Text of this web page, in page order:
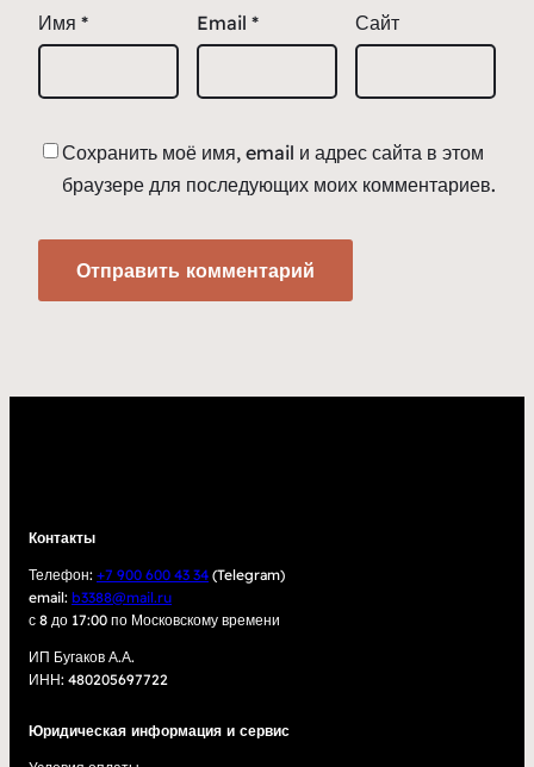
Имя * Email * Сайт
Сохранить моё имя, email и адрес сайта в этом
браузере для последующих моих комментариев.
Контакты
Телефон: +7 900 600 43 34 (Telegram)
email: b3388@mail.ru
с 8 до 17:00 по Московскому времени
ИП Бугаков А.А.
ИНН: 480205697722
Юридическая информация и сервис